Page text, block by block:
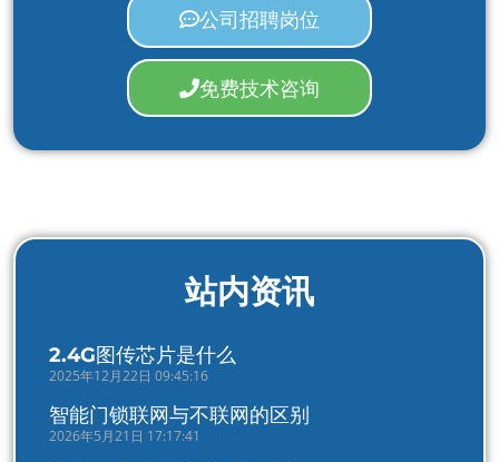
公司招聘岗位
免费技术咨询
站内资讯
2.4G图传芯片是什么
2025年12月22日 09:45:16
智能门锁联网与不联网的区别
2026年5月21日 17:17:41